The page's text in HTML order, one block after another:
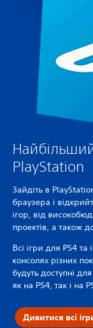
Найбільший
PlayStation
Зайдіть в
браузера і
ігор, від
проектів, а також
Всі ігри для PS4
консолях різних
будуть доступні
як на PS4, так і на
Дивитися всі